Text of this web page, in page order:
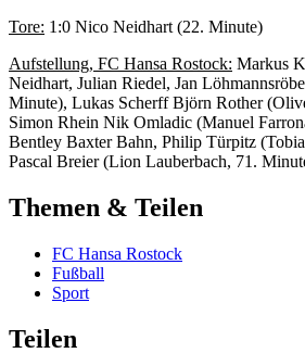
Tore: 1:0 Nico Neidhart (22. Minute)
Aufstellung, FC Hansa Rostock: Markus
Neidhart, Julian Riedel, Jan
Minute), Lukas Scherff Björn Rother
Simon Rhein Nik Omladic (Manuel
Bentley Baxter Bahn, Philip Türpitz
Pascal Breier (Lion Lauberbach, 71.
Themen & Teilen
FC Hansa Rostock
Fußball
Sport
Teilen